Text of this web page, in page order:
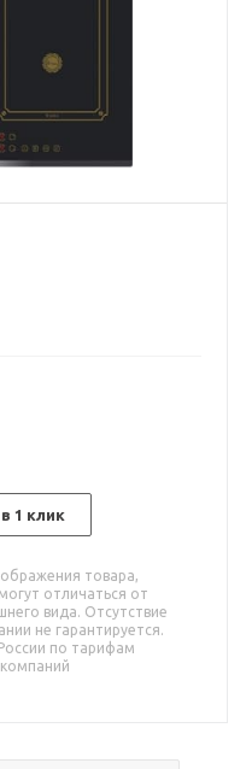
1 клик
товара,
отличаться от
вида. Отсутствие
не гарантируется.
по тарифам